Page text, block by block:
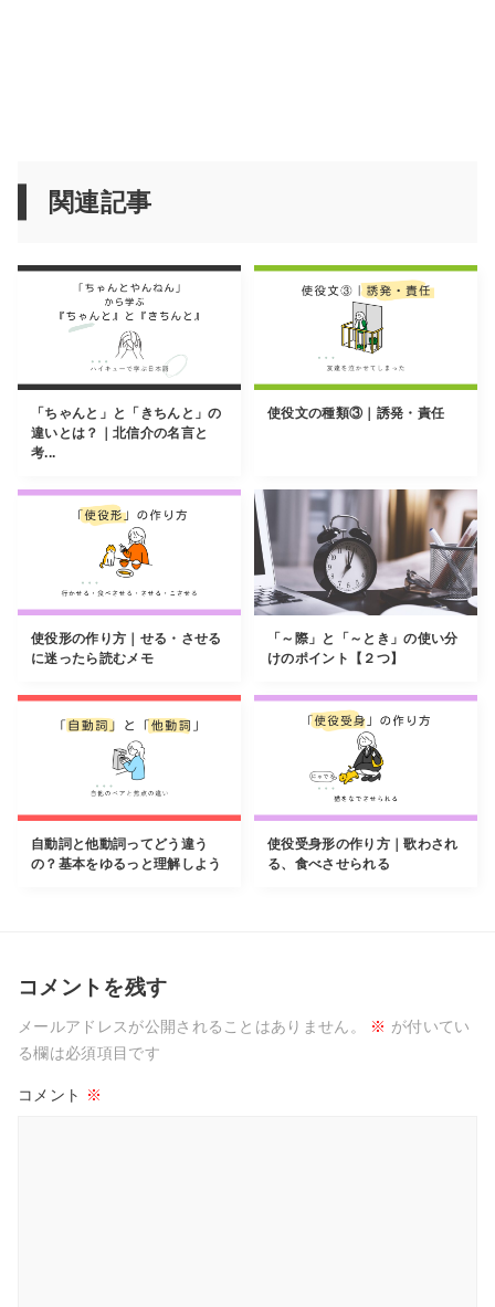
関連記事
「ちゃんと」と「きちんと」の
違いとは？｜北信介の名言と
考...
使役文の種類③｜誘発・責任
使役形の作り方｜せる・させる
に迷ったら読むメモ
「～際」と「～とき」の使い分
けのポイント【２つ】
自動詞と他動詞ってどう違う
の？基本をゆるっと理解しよう
使役受身形の作り方｜歌わされ
る、食べさせられる
コメントを残す
メールアドレスが公開されることはありません。 ※ が付いてい
る欄は必須項目です
コメント ※